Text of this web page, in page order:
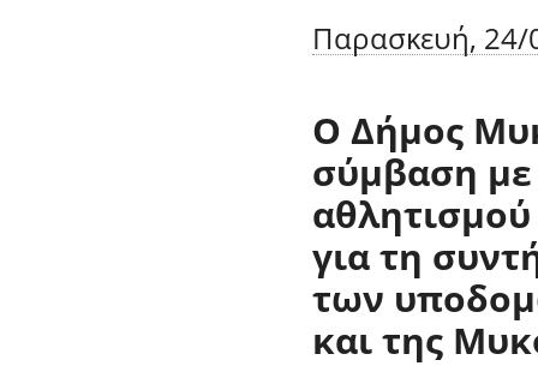
Παρασκευή, 24/
Ο Δήμος
σύμβαση με
για τη
των
και της